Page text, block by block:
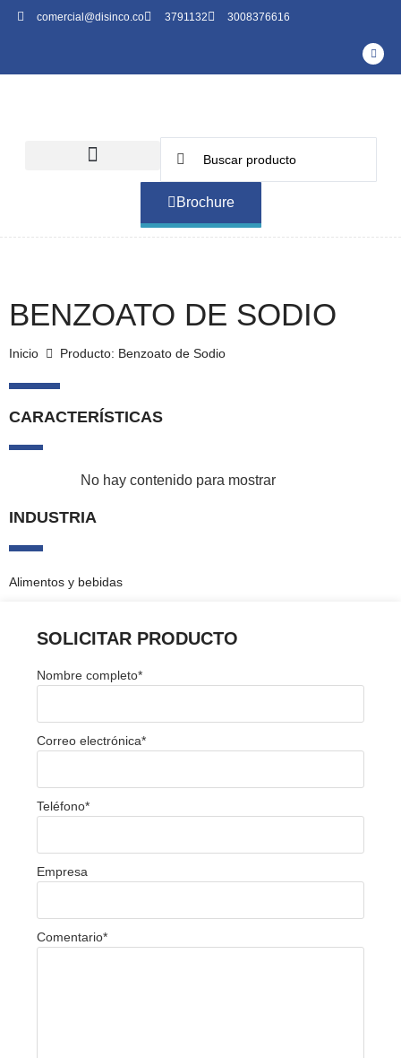
comercial@disinco.co 3791132 3008376616
Brochure
BENZOATO DE SODIO
Inicio Producto: Benzoato de Sodio
CARACTERÍSTICAS
No hay contenido para mostrar
INDUSTRIA
Alimentos y bebidas
SOLICITAR PRODUCTO
Nombre completo*
Correo electrónica*
Teléfono*
Empresa
Comentario*